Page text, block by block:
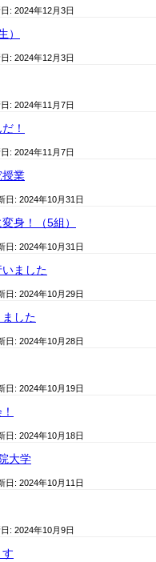
: 2024年12月3日
）
: 2024年12月3日
: 2024年11月7日
！
: 2024年11月7日
授業
日: 2024年10月31日
身！（5組）
日: 2024年10月31日
ました
日: 2024年10月29日
した
日: 2024年10月28日
日: 2024年10月19日
日: 2024年10月18日
大学
日: 2024年10月11日
: 2024年10月9日